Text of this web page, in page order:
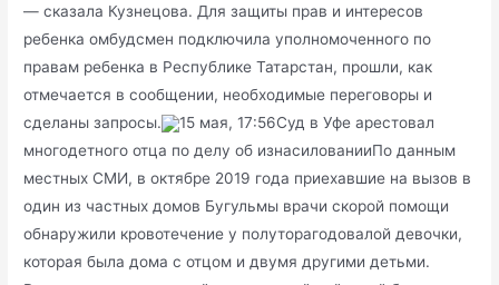
— сказала Кузнецова. Для защиты прав и интересов
ребенка омбудсмен подключила уполномоченного по
правам ребенка в Республике Татарстан, прошли, как
отмечается в сообщении, необходимые переговоры и
сделаны запросы.
15 мая, 17:56Суд в Уфе арестовал
многодетного отца по делу об изнасилованииПо данным
местных СМИ, в октябре 2019 года приехавшие на вызов в
один из частных домов Бугульмы врачи скорой помощи
обнаружили кровотечение у полуторагодовалой девочки,
которая была дома с отцом и двумя другими детьми.